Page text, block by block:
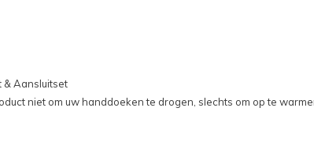
& Aansluitset
niet om uw handdoeken te drogen, slechts om op te